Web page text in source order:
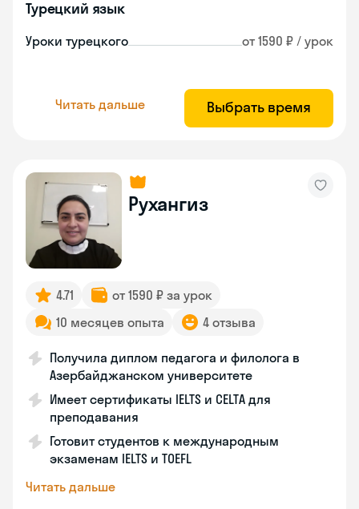
Турецкий язык
Уроки турецкого от 1590 ₽ / урок
Читать дальше Выбрать время
Рухангиз
4.71
от 1590 ₽ за урок
10 месяцев опыта
4 отзыва
Получила диплом педагога и филолога в
Азербайджанском университете
Имеет сертификаты IELTS и CELTA для
преподавания
Готовит студентов к международным
экзаменам IELTS и TOEFL
Читать дальше